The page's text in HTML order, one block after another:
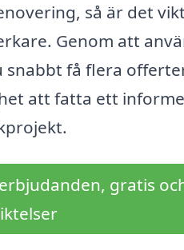
så är det
Genom att
snabbt få flera
att fatta ett
gratis